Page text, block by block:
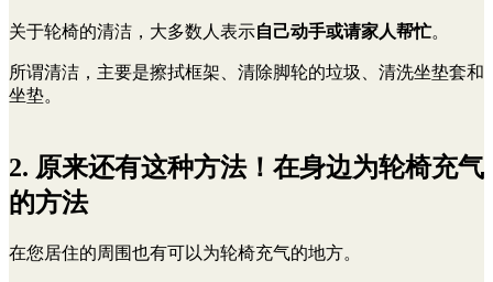
关于轮椅的清洁，大多数人表示自己动手或请家人帮忙。
所谓清洁，主要是擦拭框架、清除脚轮的垃圾、清洗坐垫套和
坐垫。
2. 原来还有这种方法！在身边为轮椅充气
的方法
在您居住的周围也有可以为轮椅充气的地方。